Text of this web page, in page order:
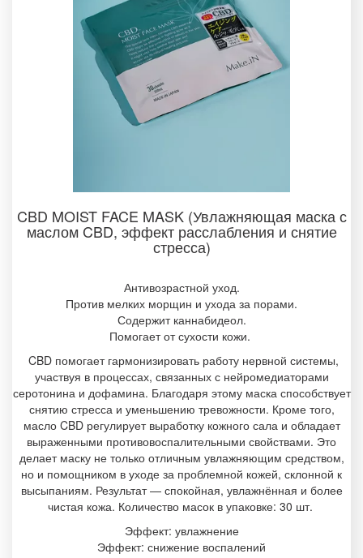
CBD MOIST FACE MASK (Увлажняющая маска с
маслом CBD, эффект расслабления и снятие
стресса)
Антивозрастной уход.
Против мелких морщин и ухода за порами.
Содержит каннабидеол.
Помогает от сухости кожи.
CBD помогает гармонизировать работу нервной системы,
участвуя в процессах, связанных с нейромедиаторами
серотонина и дофамина. Благодаря этому маска способствует
снятию стресса и уменьшению тревожности. Кроме того,
масло CBD регулирует выработку кожного сала и обладает
выраженными противовоспалительными свойствами. Это
делает маску не только отличным увлажняющим средством,
но и помощником в уходе за проблемной кожей, склонной к
высыпаниям. Результат — спокойная, увлажнённая и более
чистая кожа. Количество масок в упаковке: 30 шт.
Эффект: увлажнение
Эффект: снижение воспалений